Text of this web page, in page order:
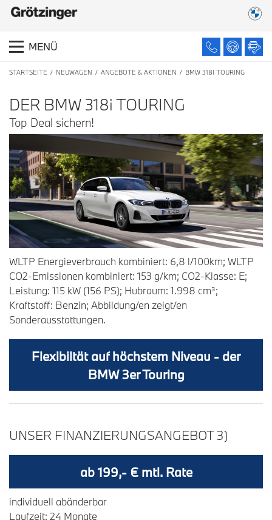
MENÜ
STARTSEITE NEUWAGEN ANGEBOTE & AKTIONEN BMW 318I TOURING
DER BMW 318i TOURING
Top Deal sichern!
WLTP Energieverbrauch kombiniert: 6,8 l/100km; WLTP
CO2-Emissionen kombiniert: 153 g/km; CO2-Klasse: E;
Leistung: 115 kW (156 PS); Hubraum: 1.998 cm³;
Kraftstoff: Benzin; Abbildung/en zeigt/en
Sonderausstattungen.
Flexibiltät auf höchstem Niveau - der
BMW 3er Touring
UNSER FINANZIERUNGSANGEBOT 3)
ab 199,- € mtl. Rate
individuell abänderbar
Laufzeit: 24 Monate